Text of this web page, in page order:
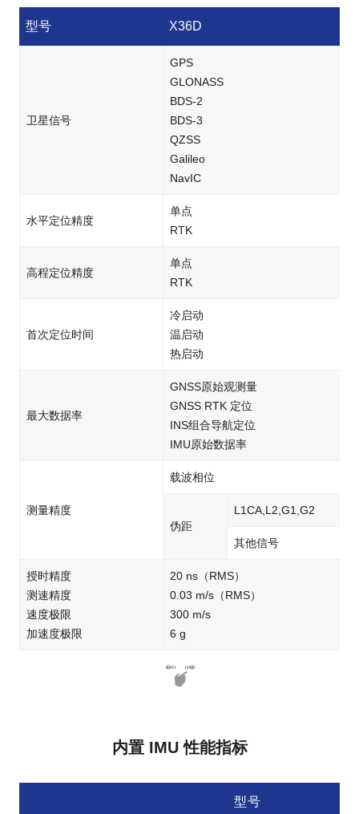
型号 X36D
卫星信号
GPS
GLONASS
BDS-2
BDS-3
QZSS
Galileo
NavIC
水平定位精度
单点
RTK
高程定位精度
单点
RTK
首次定位时间
冷启动
温启动
热启动
最大数据率
GNSS原始观测量
GNSS RTK 定位
INS组合导航定位
IMU原始数据率
测量精度
载波相位
伪距
L1CA,L2,G1,G2
其他信号
授时精度
测速精度
速度极限
加速度极限
20 ns（RMS）
0.03 m/s（RMS）
300 m/s
6 g
内置 IMU 性能指标
型号